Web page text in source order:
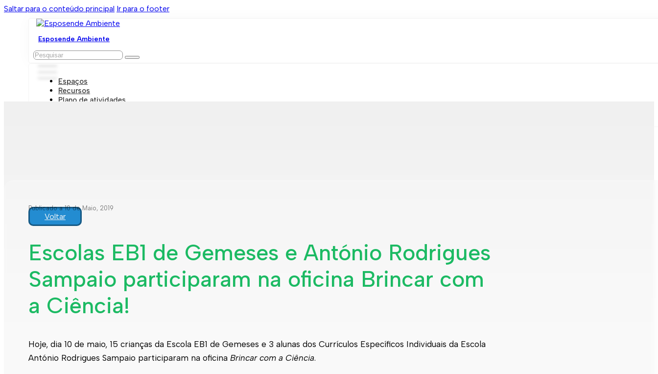
Saltar para o conteúdo principal Ir para o footer
Esposende Ambiente
Pesquisar
Espaços
Recursos
Plano de atividades
Publicado a 10 de Maio, 2019
Voltar
Escolas EB1 de Gemeses e António Rodrigues
Sampaio participaram na oficina Brincar com
a Ciência!
Hoje, dia 10 de maio, 15 crianças da Escola EB1 de Gemeses e 3 alunas dos Currículos Específicos Individuais da Escola
António Rodrigues Sampaio participaram na oficina Brincar com a Ciência.